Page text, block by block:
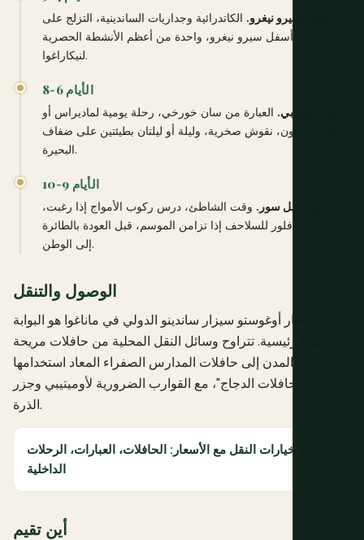
ليون وسيرو نيغرو. الكاتدرائية وجداريات الساندينية، التزلج على
الرمال أسفل سيرو نيغرو، واحدة من أعظم الأنشطة الحصرية
لنيكاراغوا.
الأيام 6-8
جزيرة أوميتيبي. العبارة من سان خورخي، رحلة يومية لماديراس أو
كونسيبسيون، نقوش صخرية، وليلة أو ليلتان بطيئتين على ضفاف
البحيرة.
الأيام 9-10
سان خوان ديل سور. وقت الشاطئ، درس ركوب الأمواج إذا رغبت،
محمية لا فلور للسلاحف إذا تزامن الموسم، قبل العودة بالطائرة
إلى الوطن.
الوصول والتنقل
مطار أوغوستو سيزار ساندينو الدولي في ماناغوا هو البوابة
الدولية الرئيسية. تتراوح وسائل النقل المحلية من حافلات مريحة
بين المدن إلى حافلات المدارس الصفراء المعاد استخدامها
الشهيرة "حافلات الدجاج"، مع القوارب الضرورية لأوميتيبي وجزر
الذرة.
جميع خيارات النقل مع الأسعار: الحافلات، العبارات، الرحلات
الداخلية
أين تقيم